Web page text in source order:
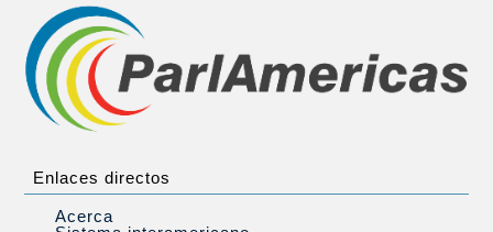
Enlaces directos
Acerca